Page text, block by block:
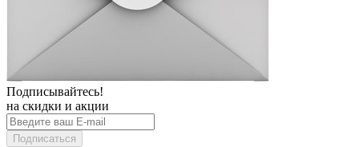
Подписывайтесь!
на скидки и акции
Подписаться